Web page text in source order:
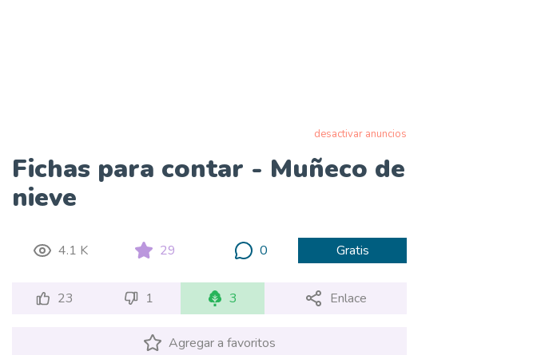
desactivar anuncios
Fichas para contar - Muñeco de
nieve
4.1 K 29 0 Gratis
23 1 3 Enlace
Agregar a favoritos